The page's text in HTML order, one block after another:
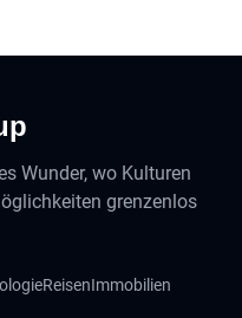
Wunder, wo Kulturen
grenzenlos
ReisenImmobilien